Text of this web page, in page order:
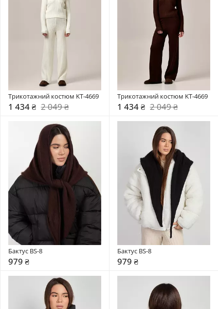
Трикотажний костюм KT-4669
1 434 ₴ 2 049 ₴
Трикотажний костюм KT-4669
1 434 ₴ 2 049 ₴
Бактус BS-8
979 ₴
Бактус BS-8
979 ₴